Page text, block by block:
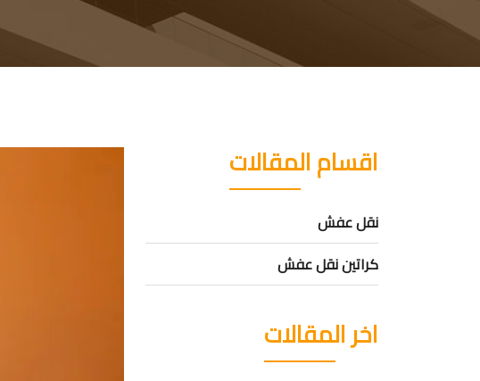
اقسام المقالات
نقل عفش
كراتين نقل عفش
اخر المقالات